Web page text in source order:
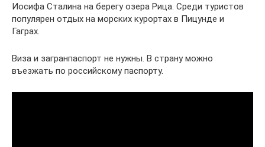
Иосифа Сталина на берегу озера Рица. Среди туристов
популярен отдых на морских курортах в Пицунде и
Гаграх.
Виза и загранпаспорт не нужны. В страну можно
въезжать по российскому паспорту.